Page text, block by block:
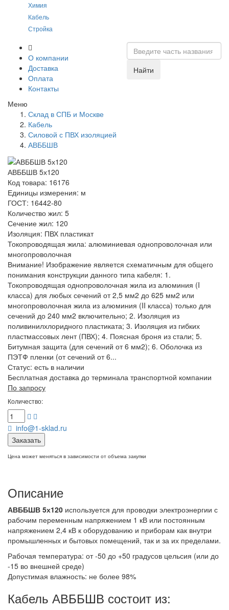
Химия
Кабель
Стройка
О компании
Доставка
Оплата
Контакты
Найти
Меню
Склад в СПБ и Москве
Кабель
Силовой с ПВХ изоляцией
АВББШВ
АВББШВ 5х120
Код товара: 16176
Единицы измерения: м
ГОСТ: 16442-80
Количество жил: 5
Сечение жил: 120
Изоляция: ПВХ пластикат
Токопроводящая жила: алюминиевая однопроволочная или
многопроволочная
Внимание! Изображение является схематичным для общего
понимания конструкции данного типа кабеля: 1.
Токопроводящая однопроволочная жила из алюминия (I
класса) для любых сечений от 2,5 мм2 до 625 мм2 или
многопроволочная жила из алюминия (II класса) только для
сечений до 240 мм2 включительно; 2. Изоляция из
поливинилхлоридного пластиката; 3. Изоляция из гибких
пластмассовых лент (ПВХ); 4. Поясная броня из стали; 5.
Битумная защита (для сечений от 6 мм2); 6. Оболочка из
ПЭТФ пленки (от сечений от 6...
Статус: есть в наличии
Бесплатная доставка до терминала транспортной компании
По запросу
Количество:
info@1-sklad.ru
Заказать
Цена может меняться в зависимости от объема закупки
Описание
АВББШВ 5х120 используется для проводки электроэнергии с
рабочим переменным напряжением 1 кВ или постоянным
напряжением 2,4 кВ к оборудованию и приборам как внутри
промышленных и бытовых помещений, так и за их пределами.
Рабочая температура: от -50 до +50 градусов цельсия (или до
-15 во внешней среде)
Допустимая влажность: не более 98%
Кабель АВББШВ состоит из: